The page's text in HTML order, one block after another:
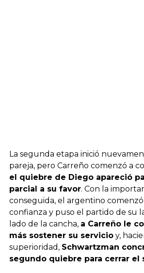
La segunda etapa inició
pareja, pero Carreño comenzó a
el quiebre de Diego apareció
parcial a su favor. Con la
conseguida, el argentino
confianza y puso el partido de su
lado de la cancha, a Carreño le
más sostener su servicioy,
superioridad, Schwartzman
segundo quiebre para cerrar el